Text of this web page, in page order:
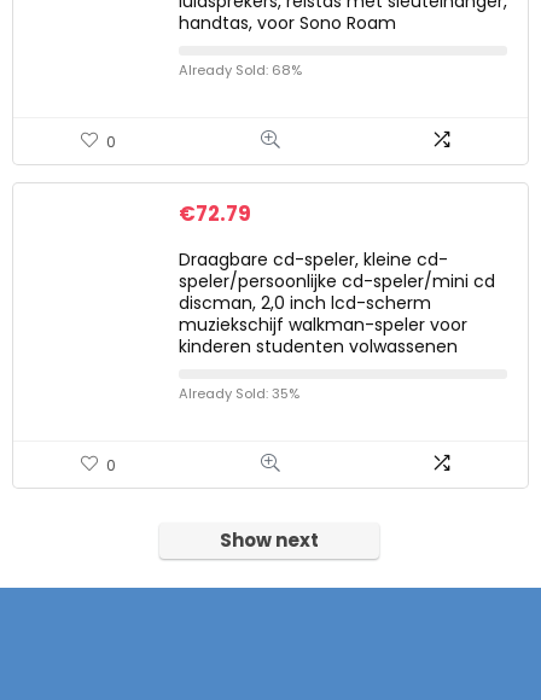
handtas, voor Sono Roam
Already Sold: 68%
0
€72.79
Draagbare cd-speler, kleine cd-
speler/persoonlijke cd-speler/mini cd
discman, 2,0 inch lcd-scherm
muziekschijf walkman-speler voor
kinderen studenten volwassenen
Already Sold: 35%
0
Show next